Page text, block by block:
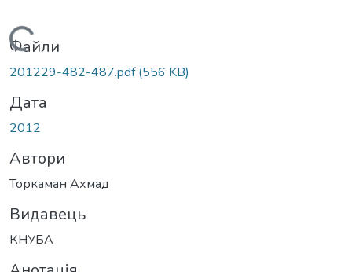
Вантажиться...
Файли
201229-482-487.pdf(556 KB)
Дата
2012
Автори
Торкаман Ахмад
Видавець
КНУБА